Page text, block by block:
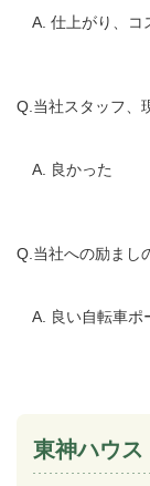
A. 仕上がり、コ
Q.当社スタッフ、
A. 良かった
Q.当社への励まし
A. 良い自転車ポ
東神ハウ